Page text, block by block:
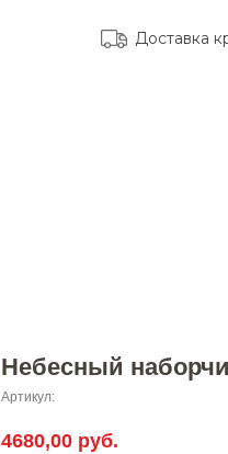
Доставка
Небесный
Артикул:
4680,00 руб.